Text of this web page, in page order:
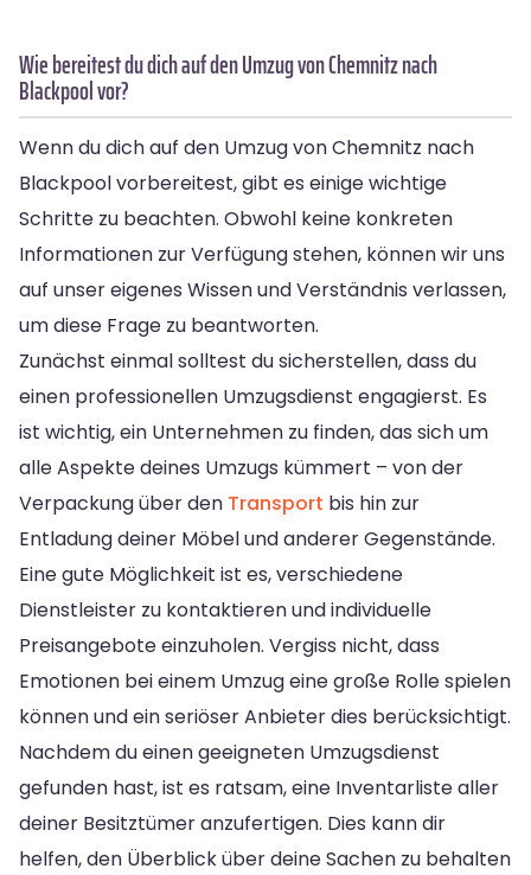
Wie bereitest du dich auf den Umzug von Chemnitz nach
Blackpool vor?
Wenn du dich auf den Umzug von Chemnitz nach
Blackpool vorbereitest, gibt es einige wichtige
Schritte zu beachten. Obwohl keine konkreten
Informationen zur Verfügung stehen, können wir uns
auf unser eigenes Wissen und Verständnis verlassen,
um diese Frage zu beantworten.
Zunächst einmal solltest du sicherstellen, dass du
einen professionellen Umzugsdienst engagierst. Es
ist wichtig, ein Unternehmen zu finden, das sich um
alle Aspekte deines Umzugs kümmert – von der
Verpackung über den Transport bis hin zur
Entladung deiner Möbel und anderer Gegenstände.
Eine gute Möglichkeit ist es, verschiedene
Dienstleister zu kontaktieren und individuelle
Preisangebote einzuholen. Vergiss nicht, dass
Emotionen bei einem Umzug eine große Rolle spielen
können und ein seriöser Anbieter dies berücksichtigt.
Nachdem du einen geeigneten Umzugsdienst
gefunden hast, ist es ratsam, eine Inventarliste aller
deiner Besitztümer anzufertigen. Dies kann dir
helfen, den Überblick über deine Sachen zu behalten